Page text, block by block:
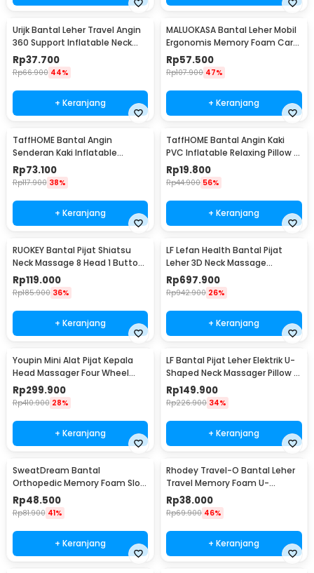
Urijk Bantal Leher Travel Angin
360 Support Inflatable Neck
Pillow - M1345
Rp37.700
Rp66.900 44%
+ Keranjang
MALUOKASA Bantal Leher Mobil
Ergonomis Memory Foam Car
Headrest Pillow - M3D
Rp57.500
Rp107.900 47%
+ Keranjang
TaffHOME Bantal Angin
Senderan Kaki Inflatable
Footrest Pillow - BAT24
Rp73.100
Rp117.900 38%
+ Keranjang
TaffHOME Bantal Angin Kaki
PVC Inflatable Relaxing Pillow -
JJ06114
Rp19.800
Rp44.900 56%
+ Keranjang
RUOKEY Bantal Pijat Shiatsu
Neck Massage 8 Head 1 Button
- CMH-8028
Rp119.000
Rp185.900 36%
+ Keranjang
LF Lefan Health Bantal Pijat
Leher 3D Neck Massage
Kneading Heating - LF-YK006
Rp697.900
Rp942.900 26%
+ Keranjang
Youpin Mini Alat Pijat Kepala
Head Massager Four Wheel
Rotation - M2
Rp299.900
Rp410.900 28%
+ Keranjang
LF Bantal Pijat Leher Elektrik U-
Shaped Neck Massager Pillow -
LR-S100
Rp149.900
Rp226.900 34%
+ Keranjang
SweatDream Bantal
Orthopedic Memory Foam Slow
Rebound Bamboo - SD600
Rp48.500
Rp81.900 41%
+ Keranjang
Rhodey Travel-O Bantal Leher
Travel Memory Foam U-
Shaped Neck Pillow - SR43
Rp38.000
Rp69.900 46%
+ Keranjang